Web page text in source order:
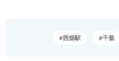
西畑駅 千葉